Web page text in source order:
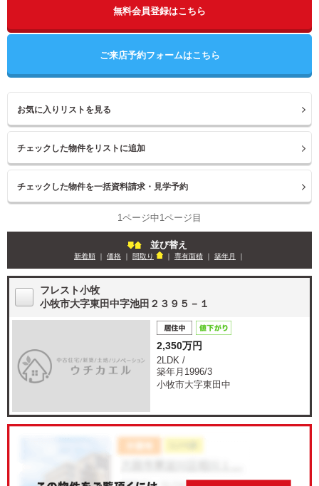
無料会員登録はこちら
ご来店予約フォームはこちら
お気に入りリストを見る
1ページ中1ページ目
並び替え
新着順 ｜ 価格 ｜ 間取り ｜ 専有面積 ｜ 築年月 ｜
フレスト小牧
小牧市大字東田中字池田２３９５－１
2,350万円
2LDK /
築年月1996/3
小牧市大字東田中